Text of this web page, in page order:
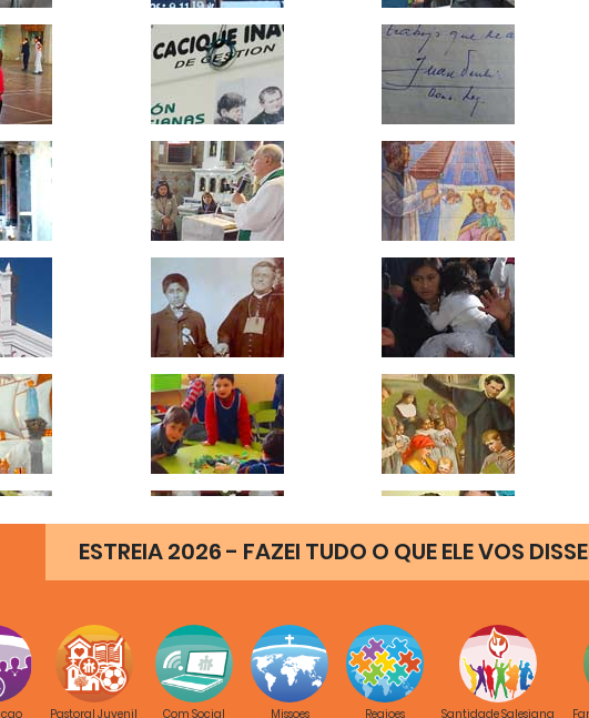
ESTREIA 2026 - FAZEI TUDO O QUE ELE VOS
Pastoral Juvenil Com Social Missoes Regioes Santidade Salesiana